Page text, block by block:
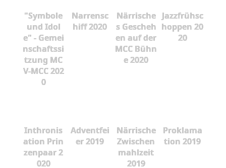
"Symbole
und Idol
e" - Gemei
nschaftssi
tzung MC
V-MCC 202
0
Narrensc
hiff 2020
Närrische
s Gescheh
en auf der
MCC Bühn
e 2020
Jazzfrühsc
hoppen 20
20
Inthronis
ation Prin
zenpaar 2
020
Adventfei
er 2019
Närrische
Zwischen
mahlzeit
2019
Proklama
tion 2019